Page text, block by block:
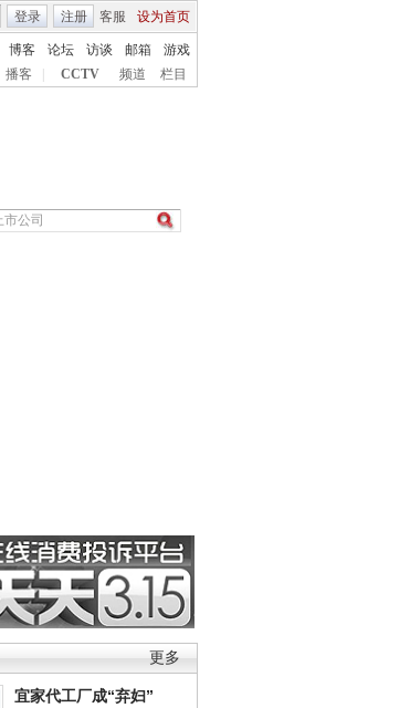
客服 设为首页
登录 注册
博客 论坛 访谈 邮箱
游戏
播客 CCTV 频道 栏目
更多
宜家代工厂成“弃妇”